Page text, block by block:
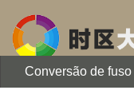
Conversão de